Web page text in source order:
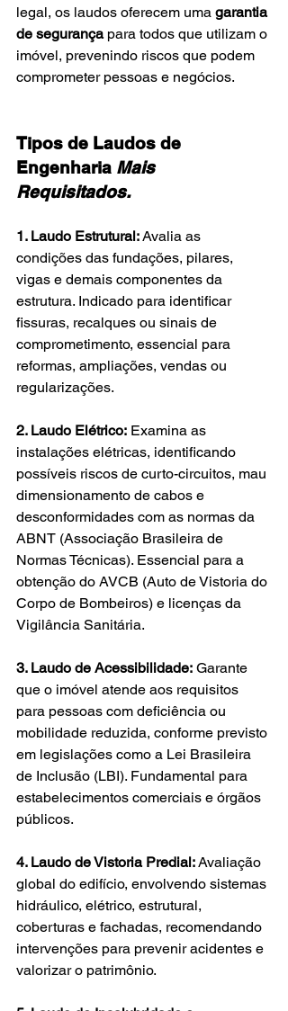
legal, os laudos oferecem uma garantia
de segurança para todos que utilizam o
imóvel, prevenindo riscos que podem
comprometer pessoas e negócios.
Tipos de Laudos de
Engenharia Mais
Requisitados.
1. Laudo Estrutural: Avalia as
condições das fundações, pilares,
vigas e demais componentes da
estrutura. Indicado para identificar
fissuras, recalques ou sinais de
comprometimento, essencial para
reformas, ampliações, vendas ou
regularizações.
2. Laudo Elétrico: Examina as
instalações elétricas, identificando
possíveis riscos de curto-circuitos, mau
dimensionamento de cabos e
desconformidades com as normas da
ABNT (Associação Brasileira de
Normas Técnicas). Essencial para a
obtenção do AVCB (Auto de Vistoria do
Corpo de Bombeiros) e licenças da
Vigilância Sanitária.
3. Laudo de Acessibilidade: Garante
que o imóvel atende aos requisitos
para pessoas com deficiência ou
mobilidade reduzida, conforme previsto
em legislações como a Lei Brasileira
de Inclusão (LBI). Fundamental para
estabelecimentos comerciais e órgãos
públicos.
4. Laudo de Vistoria Predial: Avaliação
global do edifício, envolvendo sistemas
hidráulico, elétrico, estrutural,
coberturas e fachadas, recomendando
intervenções para prevenir acidentes e
valorizar o patrimônio.